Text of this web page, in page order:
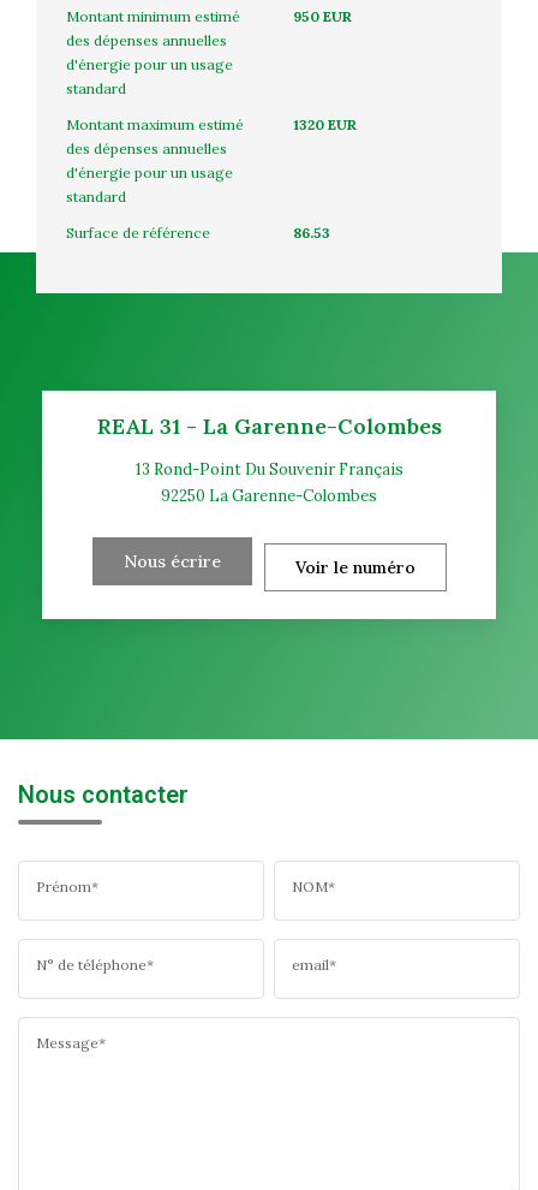
Montant minimum estimé
des dépenses annuelles
d'énergie pour un usage
standard
950 EUR
Montant maximum estimé
des dépenses annuelles
d'énergie pour un usage
standard
1320 EUR
Surface de référence 86.53
REAL 31 - La Garenne-Colombes
13 Rond-Point Du Souvenir Français
92250 La Garenne-Colombes
Nous écrire Voir le numéro
Nous contacter
Prénom* NOM*
N° de téléphone* email*
Message*